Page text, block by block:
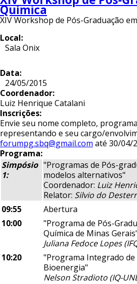
Química
XIV Workshop de Pós-Graduação
Local:
Sala Onix
Data:
24/05/2015
Coordenador:
Luiz Henrique Catalani
Inscrições:
Envie seu nome completo,
representando e seu cargo/
forumpg.sbq@gmail.com até 30/04/
Programa:
Simpósio
1:
"Programas de Pós-
modelos alternativos"
Coordenador: Luiz
Relator: Silvio do
09:55
Abertura
10:00
"Programa de Pós-
Química de Minas
Juliana Fedoce Lopes
10:20
"Programa Integrado de
Bioenergia"
Nelson Stradioto (IQ-